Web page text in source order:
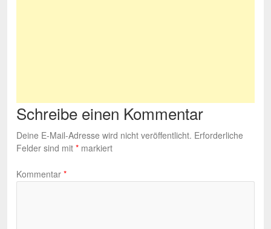
Schreibe einen Kommentar
Deine E-Mail-Adresse wird nicht veröffentlicht. Erforderliche
Felder sind mit * markiert
Kommentar *